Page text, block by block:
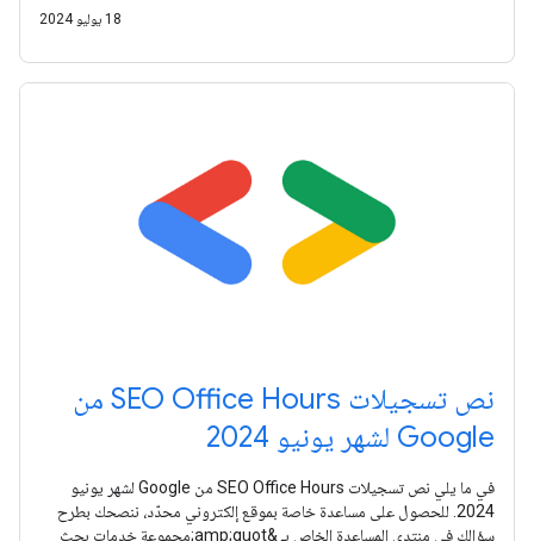
18 يوليو 2024
نص تسجيلات SEO Office Hours من
Google لشهر يونيو 2024
في ما يلي نص تسجيلات SEO Office Hours من Google لشهر يونيو
2024. للحصول على مساعدة خاصة بموقع إلكتروني محدّد، ننصحك بطرح
سؤالك في منتدى المساعدة الخاص بـ &amp;quot;مجموعة خدمات بحث